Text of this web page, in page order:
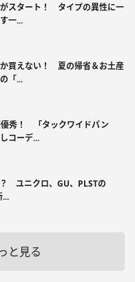
スタート！ タイプの異性に一
一...
買えない！ 夏の帰省＆お土産
「...
秀！ 「タックワイドパン
コーデ...
ユニクロ、GU、PLSTの
...
と見る